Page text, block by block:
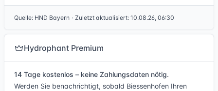
Quelle: HND Bayern · Zuletzt aktualisiert: 10.08.26, 06:30
Hydrophant Premium
14 Tage kostenlos – keine Zahlungsdaten nötig.
Werden Sie benachrichtigt, sobald Biessenhofen Ihren